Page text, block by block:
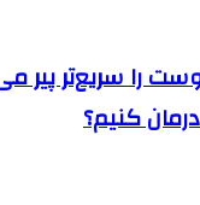
را سریع‌تر پیر
کنیم؟